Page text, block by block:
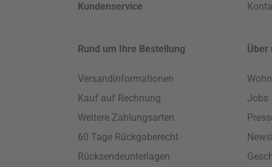
Kundenservice
Rund um Ihre Bestellung
Versandinformationen
Kauf auf Rechnung
Weitere Zahlungsarten
60 Tage Rückgaberecht
Rücksendeunterlagen
Über
Jobs